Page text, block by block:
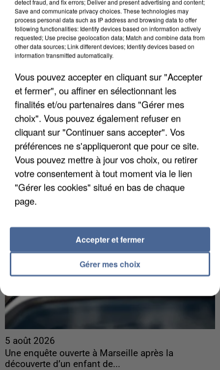
5 août 2026
L’un des fondateurs supposés de la DZ Mafia
interpellé en Algérie
Il est soupçonné d'y avoir mené ses opérations en
France.
5 août 2026
Une enquête ouverte à Marseille après la
découverte d’un enfant de...
detect fraud, and fix errors; Deliver and present advertising and content;
Save and communicate privacy choices. These technologies may
process personal data such as IP address and browsing data to offer
following functionalities: Identify devices based on information actively
requested; Use precise geolocation data; Match and combine data from
other data sources; Link different devices; Identify devices based on
information transmitted automatically.
Vous pouvez accepter en cliquant sur "Accepter
et fermer", ou affiner en sélectionnant les
finalités et/ou partenaires dans "Gérer mes
choix". Vous pouvez également refuser en
cliquant sur "Continuer sans accepter". Vos
préférences ne s'appliqueront que pour ce site.
Vous pouvez mettre à jour vos choix, ou retirer
votre consentement à tout moment via le lien
"Gérer les cookies" situé en bas de chaque
page.
Gérer mes choix
Accepter et fermer